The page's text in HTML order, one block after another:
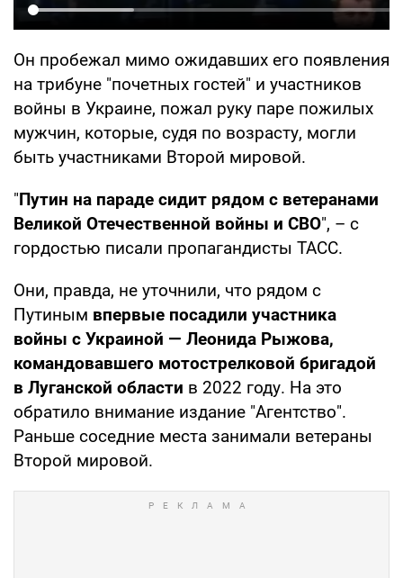
Он пробежал мимо ожидавших его появления
на трибуне "почетных гостей" и участников
войны в Украине, пожал руку паре пожилых
мужчин, которые, судя по возрасту, могли
быть участниками Второй мировой.
"Путин на параде сидит рядом с ветеранами
Великой Отечественной войны и СВО", – с
гордостью писали пропагандисты ТАСС.
Они, правда, не уточнили, что рядом с
Путиным впервые посадили участника
войны с Украиной — Леонида Рыжова,
командовавшего мотострелковой бригадой
в Луганской области в 2022 году. На это
обратило внимание издание "Агентство".
Раньше соседние места занимали ветераны
Второй мировой.